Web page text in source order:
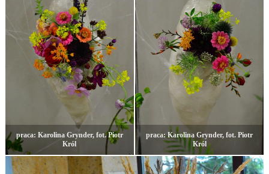
praca: Karolina Grynder, fot. Piotr
Król
praca: Karolina Grynder, fot. Piotr
Król